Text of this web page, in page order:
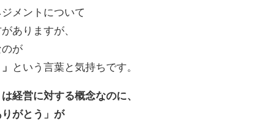
メントについて
ありますが、
のが
という言葉と気持ちです。
経営に対する概念なのに、
がとう」が